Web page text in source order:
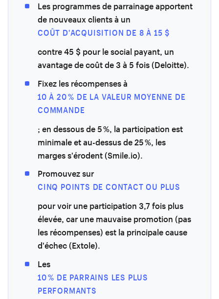
Les programmes de parrainage apportent
de nouveaux clients à un
COÛT D'ACQUISITION DE 8 À 15 $
contre 45 $ pour le social payant, un
avantage de coût de 3 à 5 fois (Deloitte).
Fixez les récompenses à
10 À 20 % DE LA VALEUR MOYENNE DE
COMMANDE
; en dessous de 5 %, la participation est
minimale et au-dessus de 25 %, les
marges s'érodent (Smile.io).
Promouvez sur
CINQ POINTS DE CONTACT OU PLUS
pour voir une participation 3,7 fois plus
élevée, car une mauvaise promotion (pas
les récompenses) est la principale cause
d'échec (Extole).
Les
10 % DE PARRAINS LES PLUS
PERFORMANTS